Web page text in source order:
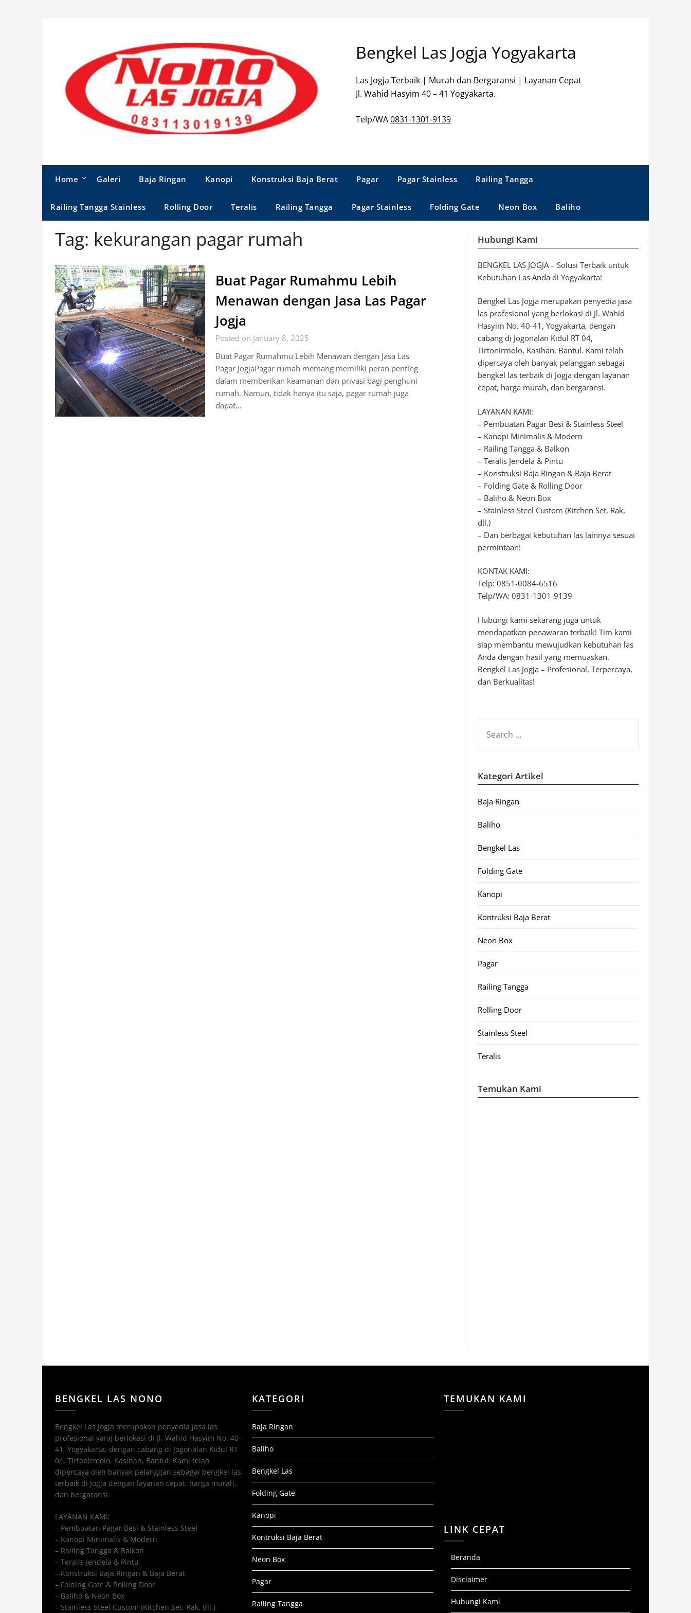
Bengkel Las Jogja Yogyakarta
Las Jogja Terbaik | Murah dan Bergaransi | Layanan Cepat
Jl. Wahid Hasyim 40 – 41 Yogyakarta.
Telp/WA0831-1301-9139
Home Galeri Baja Ringan Kanopi Konstruksi Baja Berat Pagar Pagar Stainless Railing Tangga
Railing Tangga Stainless Rolling Door Teralis Railing Tangga Pagar Stainless Folding Gate Neon Box Baliho
Tag: kekurangan pagar rumah
Buat Pagar Rumahmu Lebih
Menawan dengan Jasa Las Pagar
Jogja
Posted on January 8, 2025
Buat Pagar Rumahmu Lebih Menawan dengan Jasa Las
Pagar JogjaPagar rumah memang memiliki peran penting
dalam memberikan keamanan dan privasi bagi penghuni
rumah. Namun, tidak hanya itu saja, pagar rumah juga
dapat…
Hubungi Kami
BENGKEL LAS JOGJA – Solusi Terbaik untuk
Kebutuhan Las Anda di Yogyakarta!
Bengkel Las Jogja merupakan penyedia jasa
las profesional yang berlokasi di Jl. Wahid
Hasyim No. 40-41, Yogyakarta, dengan
cabang di Jogonalan Kidul RT 04,
Tirtonirmolo, Kasihan, Bantul. Kami telah
dipercaya oleh banyak pelanggan sebagai
bengkel las terbaik di Jogja dengan layanan
cepat, harga murah, dan bergaransi.
LAYANAN KAMI:
– Pembuatan Pagar Besi & Stainless Steel
– Kanopi Minimalis & Modern
– Railing Tangga & Balkon
– Teralis Jendela & Pintu
– Konstruksi Baja Ringan & Baja Berat
– Folding Gate & Rolling Door
– Baliho & Neon Box
– Stainless Steel Custom (Kitchen Set, Rak,
dll.)
– Dan berbagai kebutuhan las lainnya sesuai
permintaan!
KONTAK KAMI:
Telp: 0851-0084-6516
Telp/WA: 0831-1301-9139
Hubungi kami sekarang juga untuk
mendapatkan penawaran terbaik! Tim kami
siap membantu mewujudkan kebutuhan las
Anda dengan hasil yang memuaskan.
Bengkel Las Jogja – Profesional, Terpercaya,
dan Berkualitas!
FOR:
Kategori Artikel
Baja Ringan
Baliho
Bengkel Las
Folding Gate
Kanopi
Kontruksi Baja Berat
Neon Box
Pagar
Railing Tangga
Rolling Door
Stainless Steel
Teralis
Temukan Kami
BENGKEL LAS NONO
Bengkel Las Jogja merupakan penyedia jasa las
profesional yang berlokasi di Jl. Wahid Hasyim No. 40-
41, Yogyakarta, dengan cabang di Jogonalan Kidul RT
04, Tirtonirmolo, Kasihan, Bantul. Kami telah
dipercaya oleh banyak pelanggan sebagai bengkel las
terbaik di Jogja dengan layanan cepat, harga murah,
dan bergaransi.
LAYANAN KAMI:
– Pembuatan Pagar Besi & Stainless Steel
– Kanopi Minimalis & Modern
– Railing Tangga & Balkon
– Teralis Jendela & Pintu
– Konstruksi Baja Ringan & Baja Berat
– Folding Gate & Rolling Door
– Baliho & Neon Box
– Stainless Steel Custom (Kitchen Set, Rak, dll.)
KATEGORI
Baja Ringan
Baliho
Bengkel Las
Folding Gate
Kanopi
Kontruksi Baja Berat
Neon Box
Pagar
Railing Tangga
TEMUKAN KAMI
LINK CEPAT
Beranda
Disclaimer
Hubungi Kami